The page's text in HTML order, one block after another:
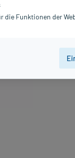
die Funktionen der